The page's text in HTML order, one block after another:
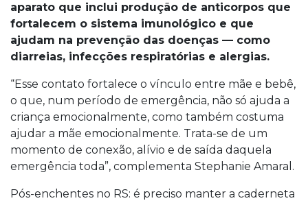
aparato que inclui produção de anticorpos que
fortalecem o sistema imunológico e que
ajudam na prevenção das doenças — como
diarreias, infecções respiratórias e alergias.
“Esse contato fortalece o vínculo entre mãe e bebê,
o que, num período de emergência, não só ajuda a
criança emocionalmente, como também costuma
ajudar a mãe emocionalmente. Trata-se de um
momento de conexão, alívio e de saída daquela
emergência toda”, complementa Stephanie Amaral.
Pós-enchentes no RS: é preciso manter a caderneta